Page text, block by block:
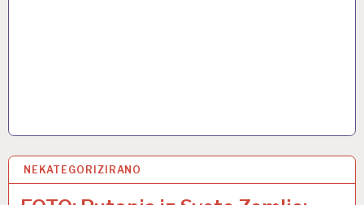
NEKATEGORIZIRANO
9 TRA 2017